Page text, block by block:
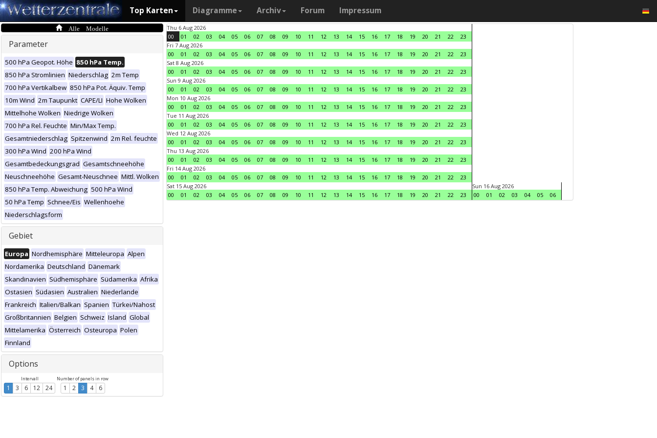
Top Karten Diagramme Archiv Forum Impressum
Alle Modelle
Parameter
500 hPa Geopot. Höhe 850 hPa Temp.
850 hPa Stromlinien Niederschlag 2m Temp
700 hPa Vertikalbew 850 hPa Pot. Äquiv. Temp
10m Wind 2m Taupunkt CAPE/LI Hohe Wolken
Mittelhohe Wolken Niedrige Wolken
700 hPa Rel. Feuchte Min/Max Temp.
Gesamtniederschlag Spitzenwind 2m Rel. feuchte
300 hPa Wind 200 hPa Wind
Gesamtbedeckungsgrad Gesamtschneehöhe
Neuschneehöhe Gesamt-Neuschnee Mittl. Wolken
850 hPa Temp. Abweichung 500 hPa Wind
50 hPa Temp Schnee/Eis Wellenhoehe
Niederschlagsform
Gebiet
Europa Nordhemisphäre Mitteleuropa Alpen
Nordamerika Deutschland Dänemark
Skandinavien Südhemisphäre Südamerika Afrika
Ostasien Südasien Australien Niederlande
Frankreich Italien/Balkan Spanien Türkei/Nahost
Großbritannien Belgien Schweiz Island Global
Mittelamerika Österreich Osteuropa Polen
Finnland
Options
Intervall
1 3 6 12 24
Number of panels in row
1 2 3 4 6
Thu 6 Aug 2026
00
01 02 03 04 05 06 07 08 09 10 11 12 13 14 15 16 17 18 19 20 21 22
23
Fri 7 Aug 2026
00
01 02 03 04 05 06 07 08 09 10 11 12 13 14 15 16 17 18 19 20 21 22
23
Sat 8 Aug 2026
00
01 02 03 04 05 06 07 08 09 10 11 12 13 14 15 16 17 18 19 20 21 22
23
Sun 9 Aug 2026
00
01 02 03 04 05 06 07 08 09 10 11 12 13 14 15 16 17 18 19 20 21 22
23
Mon 10 Aug 2026
00
01 02 03 04 05 06 07 08 09 10 11 12 13 14 15 16 17 18 19 20 21 22
23
Tue 11 Aug 2026
00
01 02 03 04 05 06 07 08 09 10 11 12 13 14 15 16 17 18 19 20 21 22
23
Wed 12 Aug 2026
00
01 02 03 04 05 06 07 08 09 10 11 12 13 14 15 16 17 18 19 20 21 22
23
Thu 13 Aug 2026
00
01 02 03 04 05 06 07 08 09 10 11 12 13 14 15 16 17 18 19 20 21 22
23
Fri 14 Aug 2026
00
01 02 03 04 05 06 07 08 09 10 11 12 13 14 15 16 17 18 19 20 21 22
23
Sat 15 Aug 2026
00
01 02 03 04 05 06 07 08 09 10 11 12 13 14 15 16 17 18 19 20 21 22 23
Sun 16 Aug 2026
00
01 02 03 04 05 06